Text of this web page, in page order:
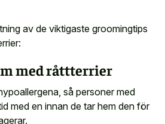
av de viktigaste groomingtips
med råttterrier
så personer med
med en innan de tar hem den för